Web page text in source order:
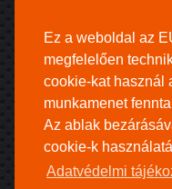
Ez a weboldal az
megfelelően
cookie-kat használ
munkamenet
Az ablak
cookie-k
Adatvédelmi